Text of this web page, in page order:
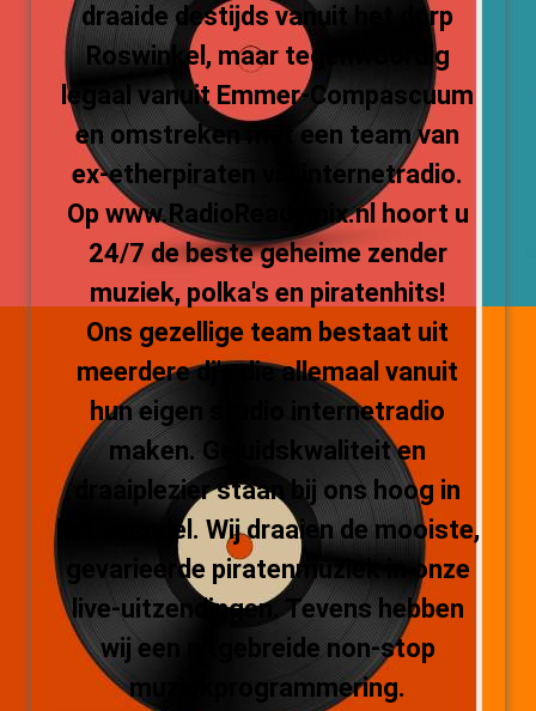
draaide destijds vanuit het dorp
Roswinkel, maar tegenwoordig
legaal vanuit Emmer-Compascuum
en omstreken met een team van
ex-etherpiraten via internetradio.
Op www.RadioReadymix.nl hoort u
24/7 de beste geheime zender
muziek, polka's en piratenhits!
Ons gezellige team bestaat uit
meerdere dj's die allemaal vanuit
hun eigen studio internetradio
maken. Geluidskwaliteit en
draaiplezier staan bij ons hoog in
het vaandel. Wij draaien de mooiste,
gevarieerde piratenmuziek in onze
live-uitzendingen. Tevens hebben
wij een uitgebreide non-stop
muziekprogrammering.